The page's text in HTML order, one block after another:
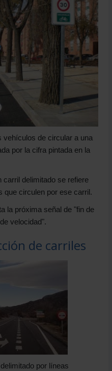
vehículos de circular a una
por la cifra pintada en la
carril delimitado se refiere
que circulen por ese carril.
la próxima señal de "fin de
velocidad".
de carriles
por líneas